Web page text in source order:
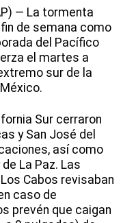
— La tormenta
de semana como
del Pacífico
el martes a
sur de la
Sur cerraron
y San José del
así como
La Paz. Las
Cabos revisaban
caso de
prevén que caigan